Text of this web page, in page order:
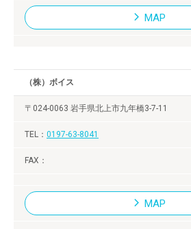
MAP
（株）ボイス
〒024-0063 岩手県北上市九年橋3-7-11
0197-63-8041
MAP